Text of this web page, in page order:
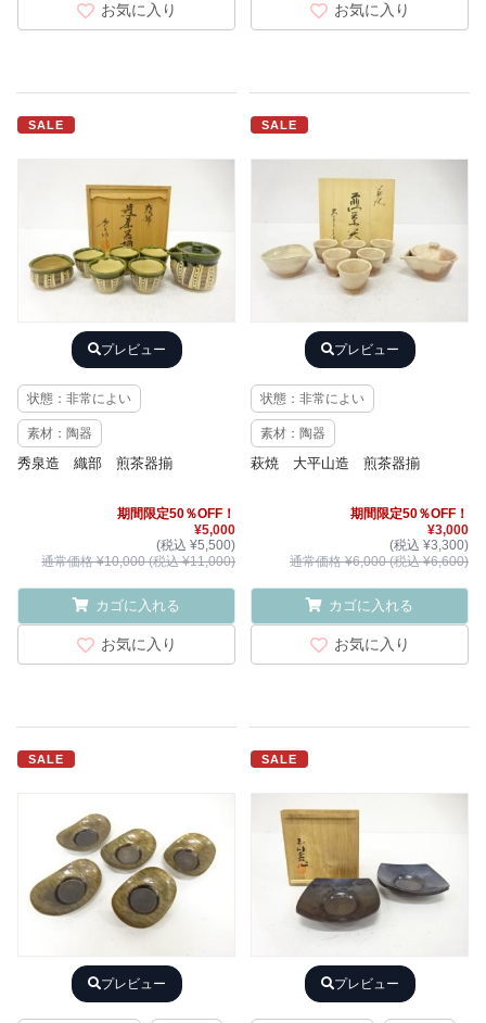
お気に入り お気に入り
SALE
プレビュー
状態：非常によい
素材：陶器
秀泉造 織部 煎茶器揃
期間限定50％OFF！
¥5,000
(税込 ¥5,500)
通常価格 ¥10,000 (税込 ¥11,000)
カゴに入れる
お気に入り
SALE
プレビュー
状態：非常によい
素材：陶器
萩焼 大平山造 煎茶器揃
期間限定50％OFF！
¥3,000
(税込 ¥3,300)
通常価格 ¥6,000 (税込 ¥6,600)
カゴに入れる
お気に入り
SALE
プレビュー
SALE
プレビュー